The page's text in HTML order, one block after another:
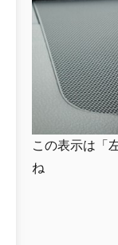
この表示は「
ね